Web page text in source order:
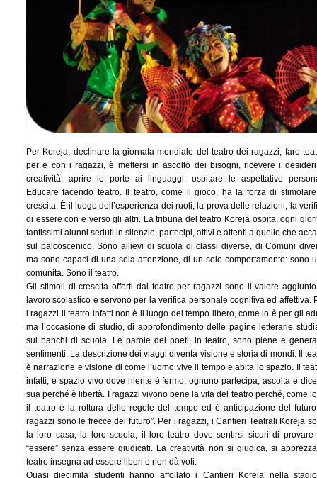
Per Koreja, declinare la giornata mondiale del teatro dei ragazzi, fare
per e con i ragazzi, è mettersi in ascolto dei bisogni, ricevere i
creatività, aprire le porte ai linguaggi, ospitare le aspettative
Educare facendo teatro. Il teatro, come il gioco, ha la forza di
crescita. È il luogo dell’esperienza dei ruoli, la prova delle relazioni, la
di essere con e verso gli altri. La tribuna del teatro Koreja ospita, ogni
tantissimi alunni seduti in silenzio, partecipi, attivi e attenti a quello che
sul palcoscenico. Sono allievi di scuola di classi diverse, di Comuni
ma sono capaci di una sola attenzione, di un solo comportamento: sono
comunità. Sono il teatro.
Gli stimoli di crescita offerti dal teatro per ragazzi sono il valore
lavoro scolastico e servono per la verifica personale cognitiva ed affettiva.
i ragazzi il teatro infatti non è il luogo del tempo libero, come lo è per gli
ma l’occasione di studio, di approfondimento delle pagine letterarie
sui banchi di scuola. Le parole dei poeti, in teatro, sono piene e
sentimenti. La descrizione dei viaggi diventa visione e storia di mondi. Il
è narrazione e visione di come l’uomo vive il tempo e abita lo spazio. Il
infatti, è spazio vivo dove niente è fermo, ognuno partecipa, ascolta e
sua perché è libertà. I ragazzi vivono bene la vita del teatro perché, come
il teatro è la rottura delle regole del tempo ed è anticipazione del
ragazzi sono le frecce del futuro”. Per i ragazzi, i Cantieri Teatrali Koreja
la loro casa, la loro scuola, il loro teatro dove sentirsi sicuri di provare
“essere” senza essere giudicati. La creatività non si giudica, si
teatro insegna ad essere liberi e non dà voti.
Quasi diecimila studenti hanno affollato i Cantieri Koreja nella